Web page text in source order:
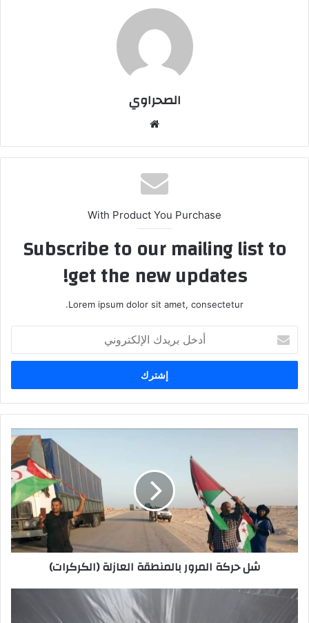
الصحراوي
With Product You Purchase
Subscribe to our mailing list to
get the new updates!
Lorem ipsum dolor sit amet, consectetur.
بريدك
الإلكتروني
(الكركرات)
شل حركة المرور بالمنطقة العازلة (الكركرات)
بعد